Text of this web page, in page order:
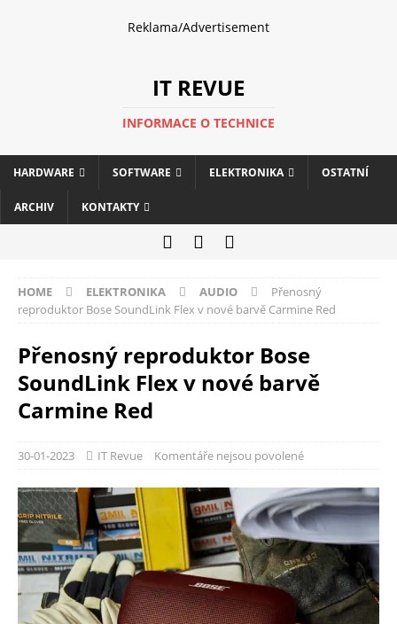
Reklama/Advertisement
IT REVUE
INFORMACE O TECHNICE
HARDWARE SOFTWARE ELEKTRONIKA OSTATNÍ
ARCHIV KONTAKTY
HOME ELEKTRONIKA AUDIO
Přenosný
reproduktor Bose SoundLink Flex v nové barvě Carmine Red
Přenosný reproduktor Bose
SoundLink Flex v nové barvě
Carmine Red
30-01-2023 IT Revue Komentáře nejsou povolené